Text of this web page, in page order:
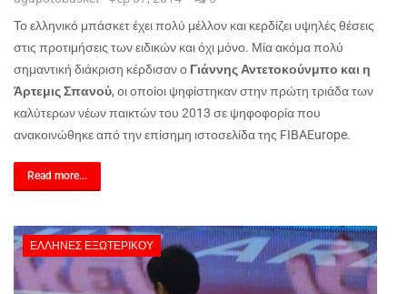
Το ελληνικό μπάσκετ έχει πολύ μέλλον και κερδίζει υψηλές θέσεις
στις προτιμήσεις των ειδικών και όχι μόνο. Μία ακόμα πολύ
σημαντική διάκριση κέρδισαν ο Γιάννης Αντετοκούνμπο και η
Άρτεμις Σπανού, οι οποίοι ψηφίστηκαν στην πρώτη τριάδα των
καλύτερων νέων παικτών του 2013 σε ψηφοφορία που
ανακοινώθηκε από την επίσημη ιστοσελίδα της FIBAEurope.
Read more...
ΈΛΛΗΝΕΣ ΕΞΩΤΕΡΙΚΟΎ